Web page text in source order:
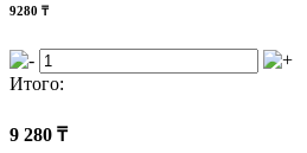
9280 ₸
Итого:
9 280 ₸